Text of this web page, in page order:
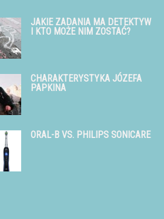
JAKIE ZADANIA MA DETEKTYW
I KTO MOŻE NIM ZOSTAĆ?
CHARAKTERYSTYKA JÓZEFA
PAPKINA
ORAL-B VS. PHILIPS SONICARE